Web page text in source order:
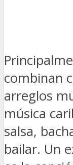
combinan
arreglos
música
salsa,
bailar. Un